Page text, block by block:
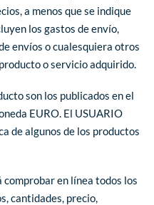
a menos que se indique
los gastos de envío,
envíos o cualesquiera otros
o servicio adquirido.
son los publicados en el
EURO. El USUARIO
de algunos de los productos
en línea todos los
cantidades, precio,